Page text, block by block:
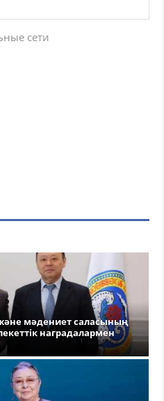
сети
мәдениет саласының
наградалармен